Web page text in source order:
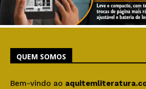
QUEM SOMOS
Bem-vindo ao